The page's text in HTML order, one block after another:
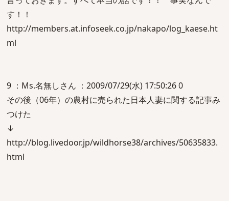
す！！
http://members.at.infoseek.co.jp/nakapo/log_kaese.ht
ml
9 ：Ms.名無しさん ：2009/07/29(水) 17:50:26 0
その後（06年）の農村に売られた日本人妻に関する記事み
つけた
↓
http://blog.livedoor.jp/wildhorse38/archives/50635833.
html